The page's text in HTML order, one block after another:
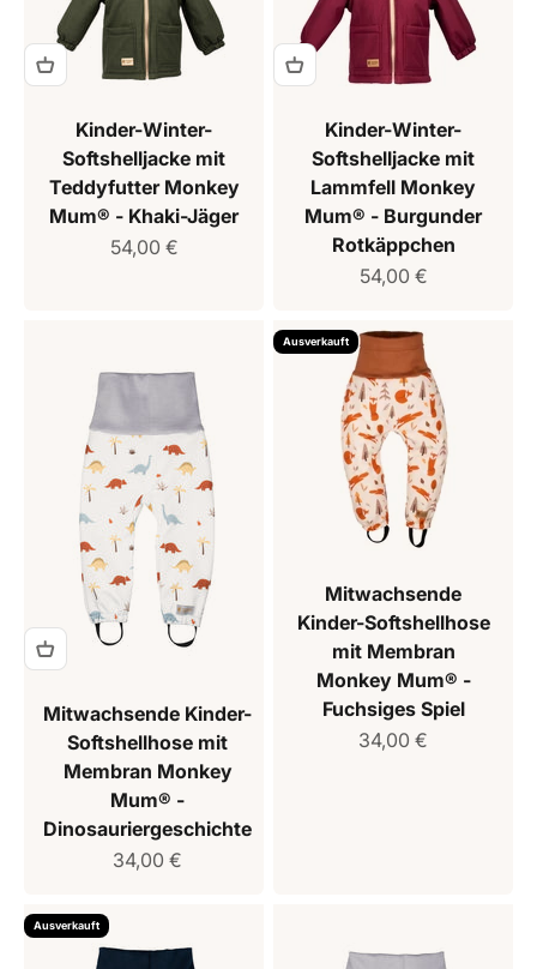
Kinder-Winter-
Softshelljacke mit
Teddyfutter Monkey
Mum® - Khaki-Jäger
Verkaufspreis
54,00 €
Kinder-Winter-
Softshelljacke mit
Lammfell Monkey
Mum® - Burgunder
Rotkäppchen
Verkaufspreis
54,00 €
Mitwachsende Kinder-
Softshellhose mit
Membran Monkey
Mum® -
Dinosauriergeschichte
Verkaufspreis
34,00 €
Ausverkauft
Mitwachsende
Kinder-Softshellhose
mit Membran
Monkey Mum® -
Fuchsiges Spiel
Verkaufspreis
34,00 €
Ausverkauft